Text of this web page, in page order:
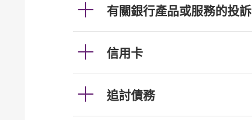
有關銀行產品或服務的投訴
信用卡
追討債務